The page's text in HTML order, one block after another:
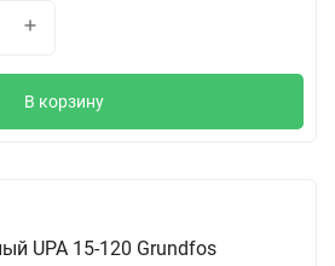
В корзину
UPA 15-120 Grundfos